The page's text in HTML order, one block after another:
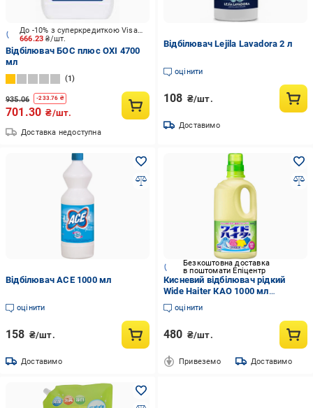
666.23₴/шт.
До -10% з суперкредиткою Visa Вигода
Відбілювач БОС плюс OXI 4700
мл
1
935.06 -233.76 ₴
701.30 ₴/шт.
Доставка недоступна
Відбілювач Lejila Lavadora 2 л
оцінити
108 ₴/шт.
Доставимо
Відбілювач ACE 1000 мл
оцінити
158 ₴/шт.
Доставимо
Безкоштовна доставка
в поштомати Епіцентр
Кисневий відбілювач рідкий
Wide Haiter КАО 1000 мл
(33537145)
оцінити
480 ₴/шт.
Привеземо Доставимо